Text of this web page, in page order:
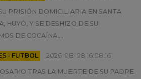
PRISIÓN DOMICILIARIA EN SANTA
HUYÓ, Y SE DESHIZO DE SU
DE COCAÍNA....
- FUTBOL 2026-08-08 16:08:16
TRAS LA MUERTE DE SU PADRE